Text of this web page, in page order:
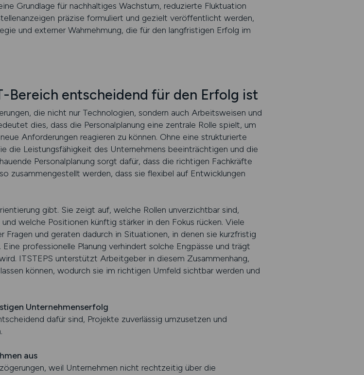
Grundlage für nachhaltiges Wachstum, reduzierte Fluktuation
präzise formuliert und gezielt veröffentlicht werden,
und externer Wahrnehmung, die für den langfristigen Erfolg im
Bereich entscheidend für den Erfolg ist
die nicht nur Technologien, sondern auch Arbeitsweisen und
dies, dass die Personalplanung eine zentrale Rolle spielt, um
Anforderungen reagieren zu können. Ohne eine strukturierte
die Leistungsfähigkeit des Unternehmens beeinträchtigen und die
Personalplanung sorgt dafür, dass die richtigen Fachkräfte
zusammengestellt werden, dass sie flexibel auf Entwicklungen
gibt. Sie zeigt auf, welche Rollen unverzichtbar sind,
welche Positionen künftig stärker in den Fokus rücken. Viele
und geraten dadurch in Situationen, in denen sie kurzfristig
professionelle Planung verhindert solche Engpässe und trägt
ITSTEPS unterstützt Arbeitgeber in diesem Zusammenhang,
können, wodurch sie im richtigen Umfeld sichtbar werden und
Unternehmenserfolg
dafür sind, Projekte zuverlässig umzusetzen und
aus
weil Unternehmen nicht rechtzeitig über die